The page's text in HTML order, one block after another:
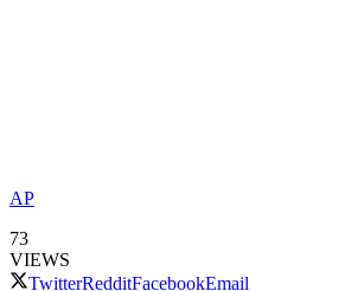
AP
73
VIEWS
TwitterRedditFacebookEmail